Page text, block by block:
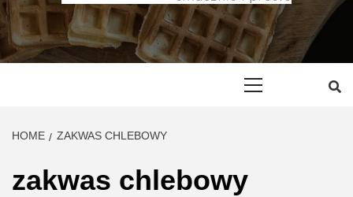
DEGUSTO –
PRZEPISY
SMACZNE I
PROSTE
HOME ZAKWAS CHLEBOWY
zakwas chlebowy